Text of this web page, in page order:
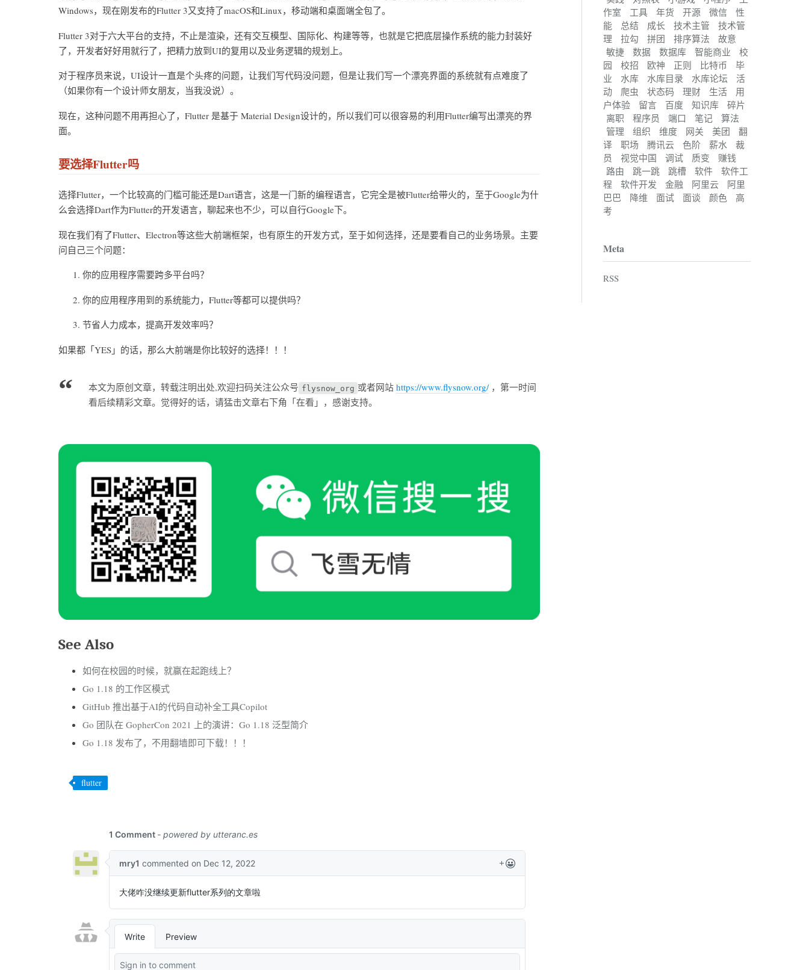
Windows，现在刚发布的Flutter 3又支持了macOS和Linux，移动端和桌面端全包了。
Flutter 3对于六大平台的支持，不止是渲染，还有交互模型、国际化、构建等等，也就是它把底层操作系统的能力封装好
了，开发者好好用就行了，把精力放到UI的复用以及业务逻辑的规划上。
对于程序员来说，UI设计一直是个头疼的问题，让我们写代码没问题，但是让我们写一个漂亮界面的系统就有点难度了
（如果你有一个设计师女朋友，当我没说）。
现在，这种问题不用再担心了，Flutter 是基于 Material Design设计的，所以我们可以很容易的利用Flutter编写出漂亮的界
面。
要选择Flutter吗
选择Flutter，一个比较高的门槛可能还是Dart语言，这是一门新的编程语言，它完全是被Flutter给带火的，至于Google为什
么会选择Dart作为Flutter的开发语言，聊起来也不少，可以自行Google下。
现在我们有了Flutter、Electron等这些大前端框架，也有原生的开发方式，至于如何选择，还是要看自己的业务场景。主要
问自己三个问题：
你的应用程序需要跨多平台吗？
你的应用程序用到的系统能力，Flutter等都可以提供吗？
节省人力成本，提高开发效率吗？
如果都「YES」的话，那么大前端是你比较好的选择！！！
本文为原创文章，转载注明出处,欢迎扫码关注公众号 flysnow_org 或者网站https://www.flysnow.org/，第一时间
看后续精彩文章。觉得好的话，请猛击文章右下角「在看」，感谢支持。
See Also
如何在校园的时候，就赢在起跑线上？
Go 1.18 的工作区模式
GitHub 推出基于AI的代码自动补全工具Copilot
Go 团队在 GopherCon 2021 上的演讲：Go 1.18 泛型简介
Go 1.18 发布了，不用翻墙即可下载！！！
flutter
作室
工具 年货 开源 微信
性
能
总结 成长 技术主管
技术管
理
拉勾 拼团 排序算法
故意
敏捷
数据 数据库 智能商业
校
园
校招 欧神 正则 比特币
毕
业
水库 水库目录 水库论坛
活
动
爬虫 状态码 理财 生活
用
户体验
留言 百度 知识库
碎片
离职
程序员 端口 笔记
算法
管理
组织 维度 网关 美团
翻
译
职场 腾讯云 色阶 薪水
裁
员
视觉中国 调试 质变
赚钱
路由
跳一跳 跳槽 软件
软件工
程
软件开发 金融 阿里云
阿里
巴巴
降维 面试 面谈 颜色
高
考
Meta
RSS